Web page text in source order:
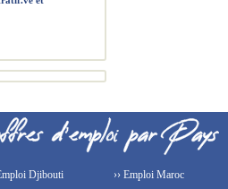
Djibouti
›› Emploi Maroc